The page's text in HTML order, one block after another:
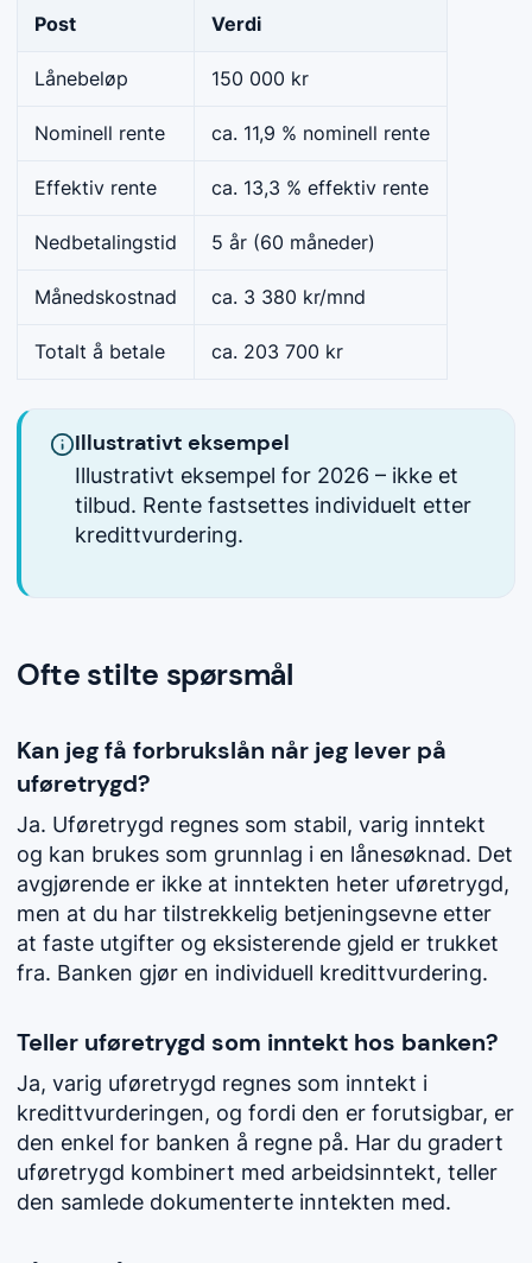
Post Verdi
Lånebeløp 150 000 kr
Nominell rente ca. 11,9 % nominell rente
Effektiv rente ca. 13,3 % effektiv rente
Nedbetalingstid 5 år (60 måneder)
Månedskostnad ca. 3 380 kr/mnd
Totalt å betale ca. 203 700 kr
Illustrativt eksempel
Illustrativt eksempel for 2026 – ikke et
tilbud. Rente fastsettes individuelt etter
kredittvurdering.
Ofte stilte spørsmål
Kan jeg få forbrukslån når jeg lever på
uføretrygd?
Ja. Uføretrygd regnes som stabil, varig inntekt
og kan brukes som grunnlag i en lånesøknad. Det
avgjørende er ikke at inntekten heter uføretrygd,
men at du har tilstrekkelig betjeningsevne etter
at faste utgifter og eksisterende gjeld er trukket
fra. Banken gjør en individuell kredittvurdering.
Teller uføretrygd som inntekt hos banken?
Ja, varig uføretrygd regnes som inntekt i
kredittvurderingen, og fordi den er forutsigbar, er
den enkel for banken å regne på. Har du gradert
uføretrygd kombinert med arbeidsinntekt, teller
den samlede dokumenterte inntekten med.